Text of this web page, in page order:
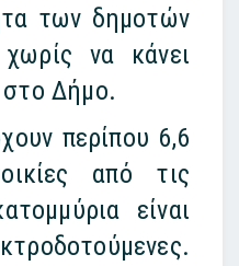
των δημοτών
να κάνει
Δήμο.
περίπου 6,6
από τις
είναι